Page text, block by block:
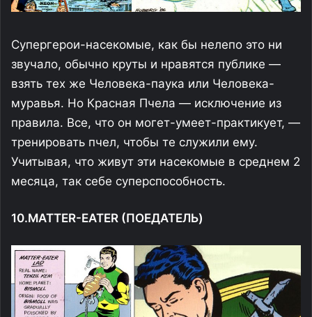
Супергерои-насекомые, как бы нелепо это ни
звучало, обычно круты и нравятся публике —
взять тех же Человека-паука или Человека-
муравья. Но Красная Пчела — исключение из
правила. Все, что он могет-умеет-практикует, —
тренировать пчел, чтобы те служили ему.
Учитывая, что живут эти насекомые в среднем 2
месяца, так себе суперспособность.
10.MATTER-EATER (ПОЕДАТЕЛЬ)